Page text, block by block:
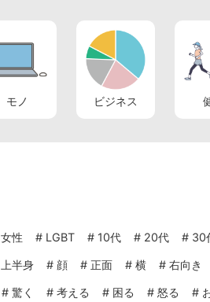
モノ ビジネス
女性 # LGBT # 10代 # 20代 # 30
上半身 # 顔 # 正面 # 横 # 右向き
# 驚く # 考える # 困る # 怒る #